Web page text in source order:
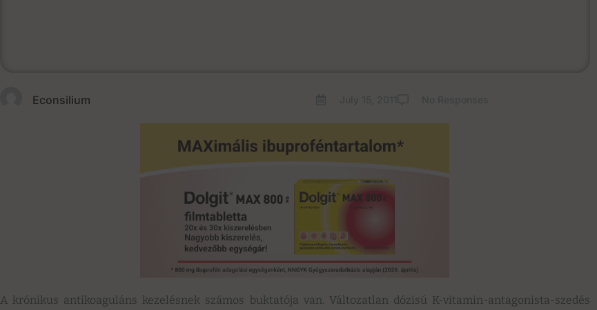
Econsilium
A krónikus antikoaguláns kezelésnek számos buktatója van. Változatlan dózisú K-vitamin-antagonista-szedés